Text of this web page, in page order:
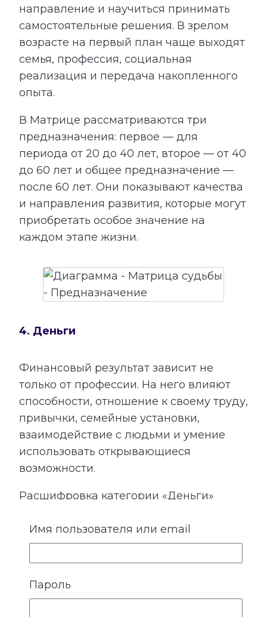
направление и научиться принимать
самостоятельные решения. В зрелом
возрасте на первый план чаще выходят
семья, профессия, социальная
реализация и передача накопленного
опыта.
В Матрице рассматриваются три
предназначения: первое — для
периода от 20 до 40 лет, второе — от 40
до 60 лет и общее предназначение —
после 60 лет. Они показывают качества
и направления развития, которые могут
приобретать особое значение на
каждом этапе жизни.
4. Деньги
Финансовый результат зависит не
только от профессии. На него влияют
способности, отношение к своему труду,
привычки, семейные установки,
взаимодействие с людьми и умение
использовать открывающиеся
возможности.
Расшифровка категории «Деньги»
деятельности, качества, необходимые
для успеха, возможные причины
лишних расходов, внутренние
препятствия для заработка и условия
более устойчивого денежного потока.
Имя пользователя или email
Пароль